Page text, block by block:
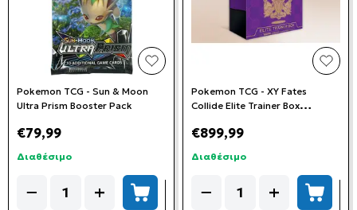
add to wishlist
Pokemon TCG - Sun & Moon
Ultra Prism Booster Pack
€79,99
Διαθέσιμο
−
Quantity + add to cart
add
Pokemon TCG - XY Fates
Collide Elite Trainer Box
ΖΕΛΑΤΙΝΑ*
€899,99
Διαθέσιμο
−
Quantity + add